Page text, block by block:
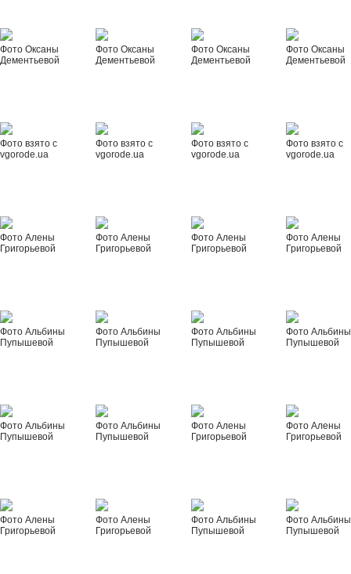
Фото Оксаны
Дементьевой
Фото Оксаны
Дементьевой
Фото Оксаны
Дементьевой
Фото Оксаны
Дементьевой
Фото взято с
vgorode.ua
Фото взято с
vgorode.ua
Фото взято с
vgorode.ua
Фото взято с
vgorode.ua
Фото Алены
Григорьевой
Фото Алены
Григорьевой
Фото Алены
Григорьевой
Фото Алены
Григорьевой
Фото Альбины
Пупышевой
Фото Альбины
Пупышевой
Фото Альбины
Пупышевой
Фото Альбины
Пупышевой
Фото Альбины
Пупышевой
Фото Альбины
Пупышевой
Фото Алены
Григорьевой
Фото Алены
Григорьевой
Фото Алены
Григорьевой
Фото Алены
Григорьевой
Фото Альбины
Пупышевой
Фото Альбины
Пупышевой